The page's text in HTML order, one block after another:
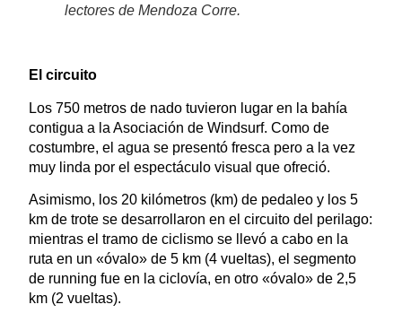
lectores de Mendoza Corre.
El circuito
Los 750 metros de nado tuvieron lugar en la bahía
contigua a la Asociación de Windsurf. Como de
costumbre, el agua se presentó fresca pero a la vez
muy linda por el espectáculo visual que ofreció.
Asimismo, los 20 kilómetros (km) de pedaleo y los 5
km de trote se desarrollaron en el circuito del perilago:
mientras el tramo de ciclismo se llevó a cabo en la
ruta en un «óvalo» de 5 km (4 vueltas), el segmento
de running fue en la ciclovía, en otro «óvalo» de 2,5
km (2 vueltas).